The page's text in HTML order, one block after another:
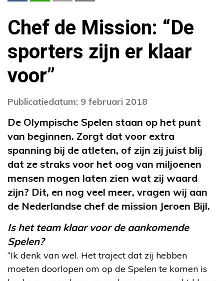
Chef de Mission: “De
sporters zijn er klaar
voor”
Publicatiedatum: 9 februari 2018
De Olympische Spelen staan op het punt
van beginnen. Zorgt dat voor extra
spanning bij de atleten, of zijn zij juist blij
dat ze straks voor het oog van miljoenen
mensen mogen laten zien wat zij waard
zijn? Dit, en nog veel meer, vragen wij aan
de Nederlandse chef de mission Jeroen Bijl.
Is het team klaar voor de aankomende
Spelen?
“Ik denk van wel. Het traject dat zij hebben
moeten doorlopen om op de Spelen te komen is